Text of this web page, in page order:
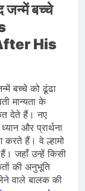
जन्में बच्चे
His
बच्चे को ढूंढा
मान्यता के
देते हैं। नए
और प्रार्थना
हैं। वे ल्हामो
जहाँ उन्हें किसी
की अनुभूति
वाले बालक की